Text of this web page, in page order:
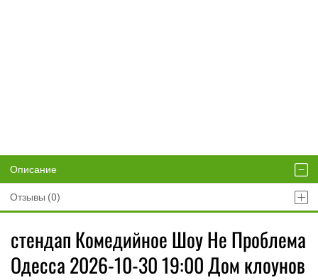
Описание
Отзывы (0)
стендап Комедийное Шоу Не Проблема
Одесса 2026-10-30 19:00 Дом клоунов